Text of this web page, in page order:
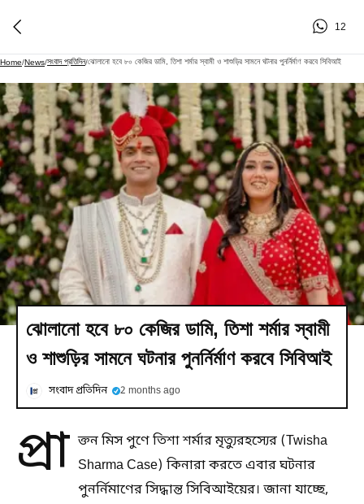
12
Home/News/সংবাদ প্রতিদিন/ঝোলানো হবে ৮০ কেজির ডামি, তিশা শর্মার স্বামী ও শাশুড়ির সামনে ঘটনার পুনর্নির্মাণ করবে সিবিআই
ঝোলানো হবে ৮০ কেজির ডামি, তিশা শর্মার স্বামী
ও শাশুড়ির সামনে ঘটনার পুনর্নির্মাণ করবে সিবিআই
সংবাদ প্রতিদিন 2 months ago
প্রা ক্তন মিস পুণে তিশা শর্মার মৃত্যুরহস্যের (Twisha
Sharma Case) কিনারা করতে এবার ঘটনার
পুনর্নিমাণের সিদ্ধান্ত সিবিআইয়ের। জানা যাচ্ছে,